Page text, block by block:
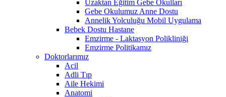
Uzaktan Eğitim Gebe Okulları
Gebe Okulumuz Anne Dostu
Annelik Yolculuğu Mobil Uygulama
Bebek Dostu Hastane
Emzirme - Laktasyon Polikliniği
Emzirme Politikamız
Doktorlarımız
Acil
Adli Tıp
Aile Hekimi
Anatomi